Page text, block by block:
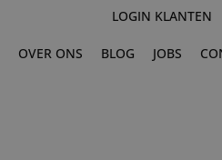
LOGIN KLANTEN
OVER ONS BLOG JOBS